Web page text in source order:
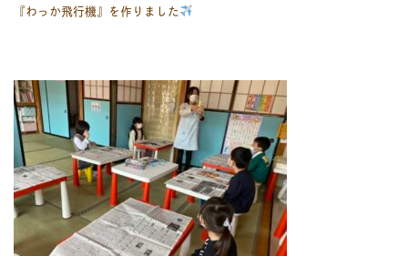
『わっか飛行機』を作りました